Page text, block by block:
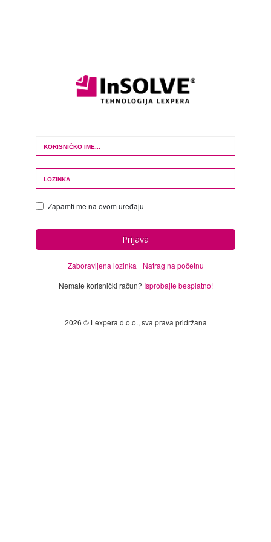
Login Form
Zapamti me na ovom uređaju
Prijava
Zaboravljena lozinka
Natrag na početnu
Nemate korisnički račun? Isprobajte besplatno!
2026 © Lexpera d.o.o., sva prava pridržana